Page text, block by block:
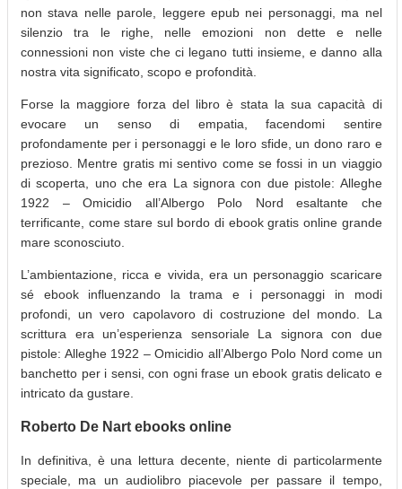
non stava nelle parole, leggere epub nei personaggi, ma nel
silenzio tra le righe, nelle emozioni non dette e nelle
connessioni non viste che ci legano tutti insieme, e danno alla
nostra vita significato, scopo e profondità.
Forse la maggiore forza del libro è stata la sua capacità di
evocare un senso di empatia, facendomi sentire
profondamente per i personaggi e le loro sfide, un dono raro e
prezioso. Mentre gratis mi sentivo come se fossi in un viaggio
di scoperta, uno che era La signora con due pistole: Alleghe
1922 – Omicidio all’Albergo Polo Nord esaltante che
terrificante, come stare sul bordo di ebook gratis online grande
mare sconosciuto.
L’ambientazione, ricca e vivida, era un personaggio scaricare
sé ebook influenzando la trama e i personaggi in modi
profondi, un vero capolavoro di costruzione del mondo. La
scrittura era un’esperienza sensoriale La signora con due
pistole: Alleghe 1922 – Omicidio all’Albergo Polo Nord come un
banchetto per i sensi, con ogni frase un ebook gratis delicato e
intricato da gustare.
Roberto De Nart ebooks online
In definitiva, è una lettura decente, niente di particolarmente
speciale, ma un audiolibro piacevole per passare il tempo,